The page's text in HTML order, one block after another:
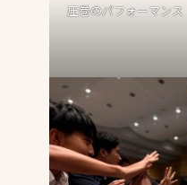
圧巻のパフォーマンス